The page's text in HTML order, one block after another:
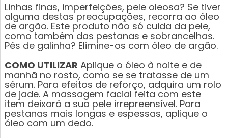
Linhas finas, imperfeições, pele oleosa? Se tiver
alguma destas preocupações, recorra ao óleo
de argão. Este produto não só cuida da pele,
como também das pestanas e sobrancelhas.
Pés de galinha? Elimine-os com óleo de argão.
COMO UTILIZAR Aplique o óleo à noite e de
manhã no rosto, como se se tratasse de um
sérum. Para efeitos de reforço, adquira um rolo
de jade. A massagem facial feita com este
item deixará a sua pele irrepreensível. Para
pestanas mais longas e espessas, aplique o
óleo com um dedo.